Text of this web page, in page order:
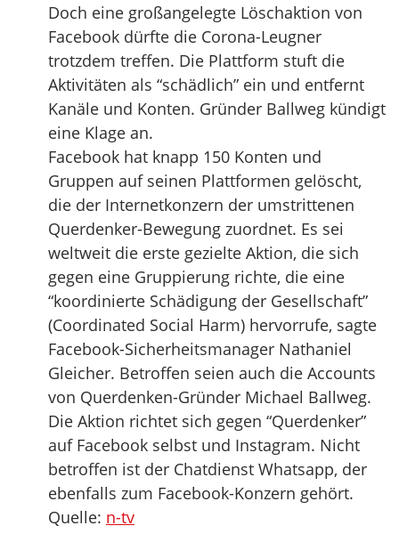
Doch eine großangelegte Löschaktion von
Facebook dürfte die Corona-Leugner
trotzdem treffen. Die Plattform stuft die
Aktivitäten als “schädlich” ein und entfernt
Kanäle und Konten. Gründer Ballweg kündigt
eine Klage an.
Facebook hat knapp 150 Konten und
Gruppen auf seinen Plattformen gelöscht,
die der Internetkonzern der umstrittenen
Querdenker-Bewegung zuordnet. Es sei
weltweit die erste gezielte Aktion, die sich
gegen eine Gruppierung richte, die eine
“koordinierte Schädigung der Gesellschaft”
(Coordinated Social Harm) hervorrufe, sagte
Facebook-Sicherheitsmanager Nathaniel
Gleicher. Betroffen seien auch die Accounts
von Querdenken-Gründer Michael Ballweg.
Die Aktion richtet sich gegen “Querdenker”
auf Facebook selbst und Instagram. Nicht
betroffen ist der Chatdienst Whatsapp, der
ebenfalls zum Facebook-Konzern gehört.
Quelle: n-tv